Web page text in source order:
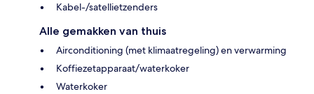
Kabel-/satellietzenders
Alle gemakken van thuis
Airconditioning (met klimaatregeling) en verwarming
Koffiezetapparaat/waterkoker
Waterkoker